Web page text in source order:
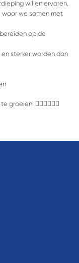
willen ervaren.
waar we samen met
op de
sterker worden dan
te groeien! 􈉓􈉔􈉕􈉖􈉗􈉘